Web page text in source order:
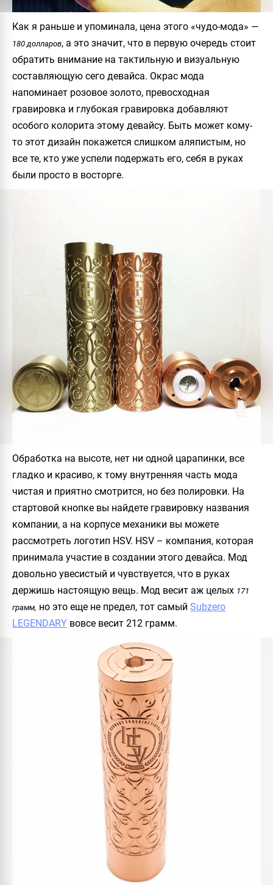
Как я раньше и упоминала, цена этого «чудо-мода» —
180 долларов, а это значит, что в первую очередь стоит
обратить внимание на тактильную и визуальную
составляющую сего девайса. Окрас мода
напоминает розовое золото, превосходная
гравировка и глубокая гравировка добавляют
особого колорита этому девайсу. Быть может кому-
то этот дизайн покажется слишком аляпистым, но
все те, кто уже успели подержать его, себя в руках
были просто в восторге.
Обработка на высоте, нет ни одной царапинки, все
гладко и красиво, к тому внутренняя часть мода
чистая и приятно смотрится, но без полировки. На
стартовой кнопке вы найдете гравировку названия
компании, а на корпусе механики вы можете
рассмотреть логотип HSV. HSV – компания, которая
принимала участие в создании этого девайса. Мод
довольно увесистый и чувствуется, что в руках
держишь настоящую вещь. Мод весит аж целых 171
грамм, но это еще не предел, тот самый Subzero
LEGENDARY вовсе весит 212 грамм.